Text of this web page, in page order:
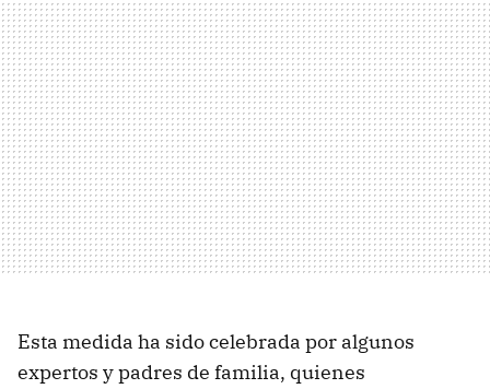
Esta medida ha sido celebrada por algunos
expertos y padres de familia, quienes